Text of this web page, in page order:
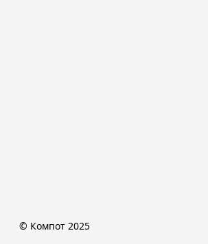
© Компот 2025